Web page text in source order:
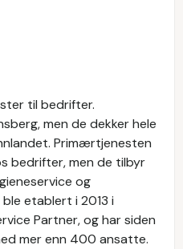
til bedrifter.
men de dekker hele
Primærtjenesten
bedrifter, men de tilbyr
og
etablert i 2013 i
Partner, og har siden
mer enn 400 ansatte.